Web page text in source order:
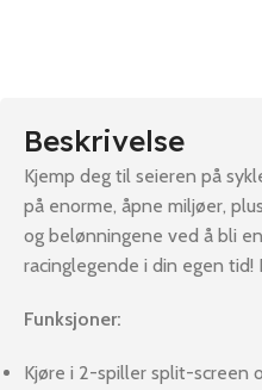
Beskrivelse
Kjemp deg til seieren på
på enorme, åpne miljøer,
og belønningene ved å bli
racinglegende i din egen tid!
Funksjoner:
Kjøre i 2-spiller split-screen